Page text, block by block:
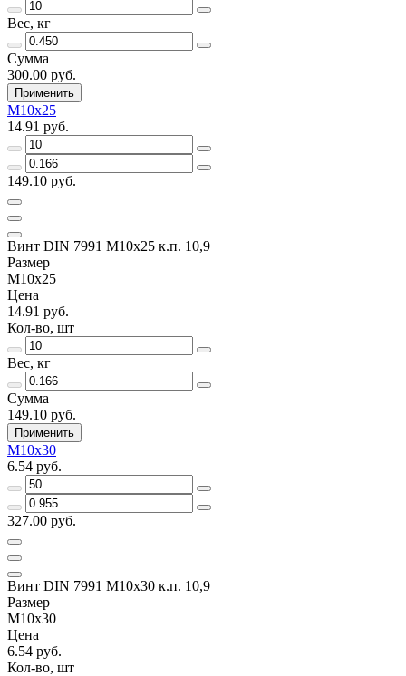
Вес, кг
Сумма
300.00 руб.
Применить
M10х25
14.91 руб.
149.10 руб.
Винт DIN 7991 M10x25 к.п. 10,9
Размер
M10х25
Цена
14.91 руб.
Кол-во, шт
Вес, кг
Сумма
149.10 руб.
Применить
M10х30
6.54 руб.
327.00 руб.
Винт DIN 7991 M10х30 к.п. 10,9
Размер
M10х30
Цена
6.54 руб.
Кол-во, шт